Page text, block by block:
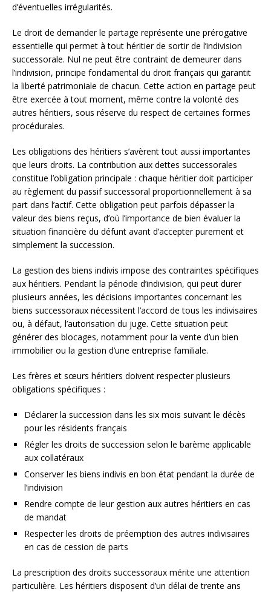
d’éventuelles irrégularités.
Le droit de demander le partage représente une prérogative
essentielle qui permet à tout héritier de sortir de l’indivision
successorale. Nul ne peut être contraint de demeurer dans
l’indivision, principe fondamental du droit français qui garantit
la liberté patrimoniale de chacun. Cette action en partage peut
être exercée à tout moment, même contre la volonté des
autres héritiers, sous réserve du respect de certaines formes
procédurales.
Les obligations des héritiers s’avèrent tout aussi importantes
que leurs droits. La contribution aux dettes successorales
constitue l’obligation principale : chaque héritier doit participer
au règlement du passif successoral proportionnellement à sa
part dans l’actif. Cette obligation peut parfois dépasser la
valeur des biens reçus, d’où l’importance de bien évaluer la
situation financière du défunt avant d’accepter purement et
simplement la succession.
La gestion des biens indivis impose des contraintes spécifiques
aux héritiers. Pendant la période d’indivision, qui peut durer
plusieurs années, les décisions importantes concernant les
biens successoraux nécessitent l’accord de tous les indivisaires
ou, à défaut, l’autorisation du juge. Cette situation peut
générer des blocages, notamment pour la vente d’un bien
immobilier ou la gestion d’une entreprise familiale.
Les frères et sœurs héritiers doivent respecter plusieurs
obligations spécifiques :
Déclarer la succession dans les six mois suivant le décès
pour les résidents français
Régler les droits de succession selon le barème applicable
aux collatéraux
Conserver les biens indivis en bon état pendant la durée de
l’indivision
Rendre compte de leur gestion aux autres héritiers en cas
de mandat
Respecter les droits de préemption des autres indivisaires
en cas de cession de parts
La prescription des droits successoraux mérite une attention
particulière. Les héritiers disposent d’un délai de trente ans